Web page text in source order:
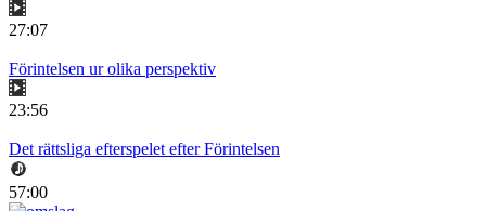
27:07
Förintelsen ur olika perspektiv
23:56
Det rättsliga efterspelet efter Förintelsen
57:00